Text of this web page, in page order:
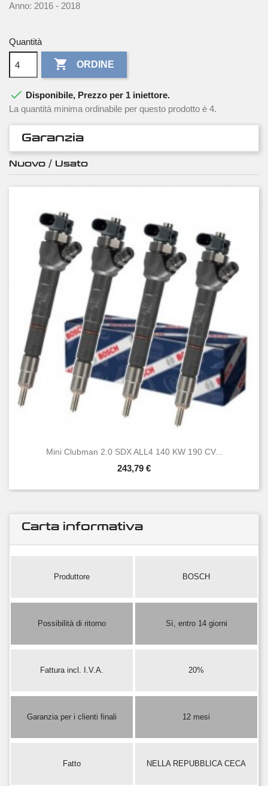
Anno: 2016 - 2018
Quantità
 ORDINE
 Disponibile, Prezzo per 1 iniettore.
La quantità minima ordinabile per questo prodotto è 4.
Garanzia
Nuovo / Usato
Mini Clubman 2.0 SDX ALL4 140 KW 190 CV...
243,79 €
Carta informativa
Produttore BOSCH
Possibilità di ritorno Sì, entro 14 giorni
Fattura incl. I.V.A. 20%
Garanzia per i clienti finali 12 mesi
Fatto NELLA REPUBBLICA CECA